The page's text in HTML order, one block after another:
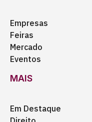
Empresas
Feiras
Mercado
Eventos
MAIS
Em Destaque